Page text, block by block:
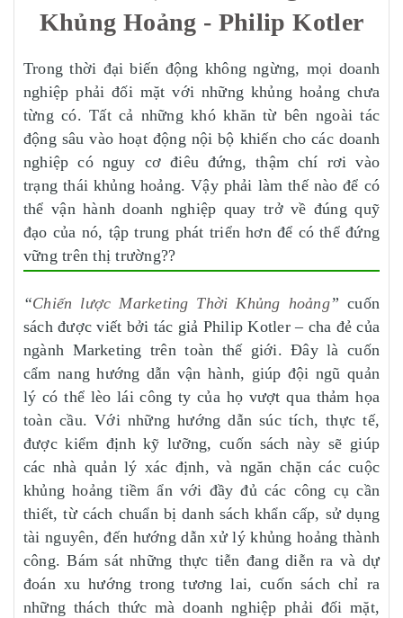
Khủng Hoảng - Philip Kotler
Trong thời đại biến động không ngừng, mọi doanh
nghiệp phải đối mặt với những khủng hoảng chưa
từng có. Tất cả những khó khăn từ bên ngoài tác
động sâu vào hoạt động nội bộ khiến cho các doanh
nghiệp có nguy cơ điêu đứng, thậm chí rơi vào
trạng thái khủng hoảng. Vậy phải làm thế nào để có
thể vận hành doanh nghiệp quay trở về đúng quỹ
đạo của nó, tập trung phát triển hơn để có thể đứng
vững trên thị trường??
“Chiến lược Marketing Thời Khủng hoảng”cuốn
sách được viết bởi tác giả Philip Kotler – cha đẻ của
ngành Marketing trên toàn thế giới. Đây là cuốn
cẩm nang hướng dẫn vận hành, giúp đội ngũ quản
lý có thể lèo lái công ty của họ vượt qua thảm họa
toàn cầu. Với những hướng dẫn súc tích, thực tế,
được kiểm định kỹ lưỡng, cuốn sách này sẽ giúp
các nhà quản lý xác định, và ngăn chặn các cuộc
khủng hoảng tiềm ẩn với đầy đủ các công cụ cần
thiết, từ cách chuẩn bị danh sách khẩn cấp, sử dụng
tài nguyên, đến hướng dẫn xử lý khủng hoảng thành
công. Bám sát những thực tiễn đang diễn ra và dự
đoán xu hướng trong tương lai, cuốn sách chỉ ra
những thách thức mà doanh nghiệp phải đối mặt,